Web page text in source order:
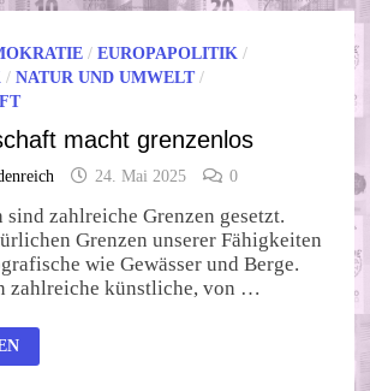
/EUROPAPOLITIK /
/NATUR UND UMWELT/
macht grenzenlos
24. Mai 2025 0
sind zahlreiche Grenzen gesetzt.
Grenzen unserer Fähigkeiten
wie Gewässer und Berge.
zahlreiche künstliche, von …